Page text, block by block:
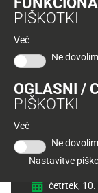
PIŠKOTKI
Več
Ne dovolim
OGLASNI /
PIŠKOTKI
Več
Ne dovolim
Nastavitve
Ponudba
velja
30.
2026
POGLEJTE
sveže
četrtek,